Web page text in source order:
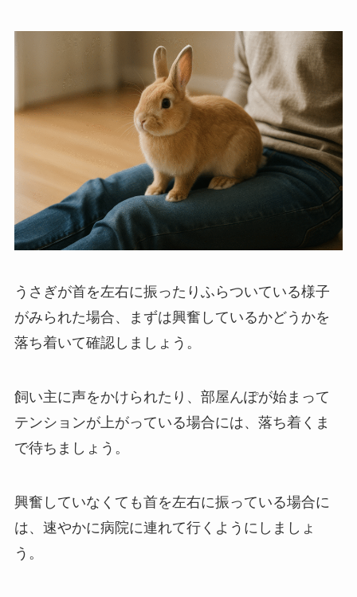
うさぎが首を左右に振ったりふらついている様子
がみられた場合、まずは興奮しているかどうかを
落ち着いて確認しましょう。
飼い主に声をかけられたり、部屋んぽが始まって
テンションが上がっている場合には、落ち着くま
で待ちましょう。
興奮していなくても首を左右に振っている場合に
は、速やかに病院に連れて行くようにしましょ
う。